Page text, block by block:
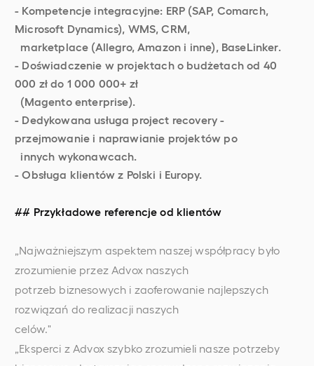
- Kompetencje integracyjne: ERP (SAP, Comarch,
Microsoft Dynamics), WMS, CRM,
marketplace (Allegro, Amazon i inne), BaseLinker.
- Doświadczenie w projektach o budżetach od 40
000 zł do 1 000 000+ zł
(Magento enterprise).
- Dedykowana usługa project recovery -
przejmowanie i naprawianie projektów po
innych wykonawcach.
- Obsługa klientów z Polski i Europy.
## Przykładowe referencje od klientów
„Najważniejszym aspektem naszej współpracy było
zrozumienie przez Advox naszych
potrzeb biznesowych i zaoferowanie najlepszych
rozwiązań do realizacji naszych
celów."
„Eksperci z Advox szybko zrozumieli nasze potrzeby